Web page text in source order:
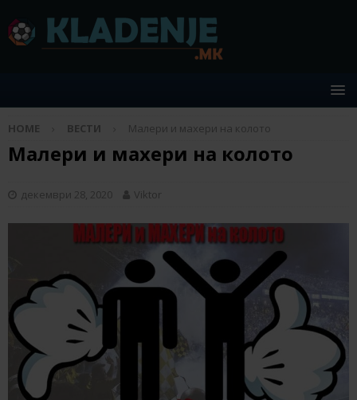
HOME ВЕСТИ Малери и махери на колото
Малери и махери на колото
декември 28, 2020 Viktor